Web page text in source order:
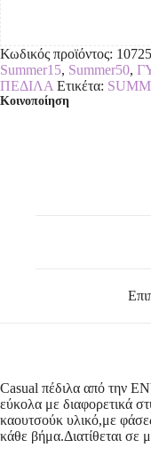
Κωδικός προϊόντος:
Summer15, Summer50,
ΠΕΔΙΛΑ Ετικέτα:
Κοινοποίηση
Casual πέδιλα από την
εύκολα με διαφορετικά
καουτσούκ υλικό,με
κάθε βήμα.Διατίθεται σε